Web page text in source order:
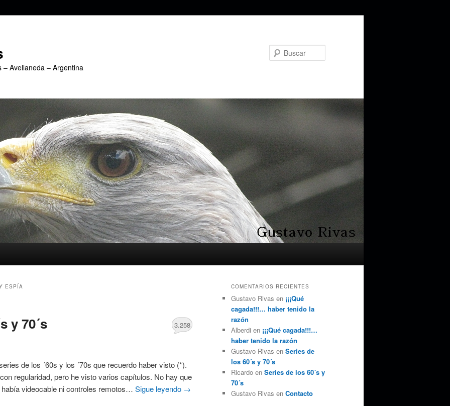
Avellaneda – Argentina
ESPÍA
y 70´s 3.258
de los ´60s y los ´70s que recuerdo haber visto (*).
regularidad, pero he visto varios capítulos. No hay que
videocable ni controles remotos… Sigue leyendo →
COMENTARIOS RECIENTES
Gustavo Rivas en ¡¡¡Qué
cagada!!!… haber tenido la
razón
Alberdi en ¡¡¡Qué cagada!!!…
haber tenido la razón
Gustavo Rivas en Series de
los 60´s y 70´s
Ricardo en Series de los 60´s y
70´s
Gustavo Rivas en Contacto